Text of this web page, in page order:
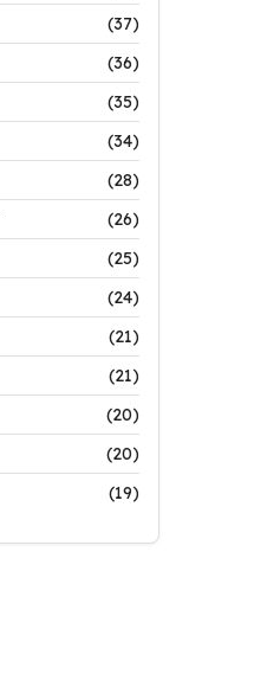
(37)
(36)
(35)
(34)
(28)
(26)
(25)
(24)
(21)
(21)
(20)
(20)
(19)